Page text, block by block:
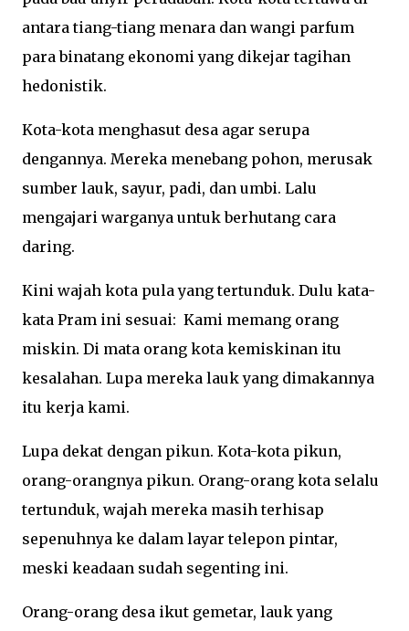
antara tiang-tiang menara dan wangi parfum
para binatang ekonomi yang dikejar tagihan
hedonistik.
Kota-kota menghasut desa agar serupa
dengannya. Mereka menebang pohon, merusak
sumber lauk, sayur, padi, dan umbi. Lalu
mengajari warganya untuk berhutang cara
daring.
Kini wajah kota pula yang tertunduk. Dulu kata-
kata Pram ini sesuai: Kami memang orang
miskin. Di mata orang kota kemiskinan itu
kesalahan. Lupa mereka lauk yang dimakannya
itu kerja kami.
Lupa dekat dengan pikun. Kota-kota pikun,
orang-orangnya pikun. Orang-orang kota selalu
tertunduk, wajah mereka masih terhisap
sepenuhnya ke dalam layar telepon pintar,
meski keadaan sudah segenting ini.
Orang-orang desa ikut gemetar, lauk yang